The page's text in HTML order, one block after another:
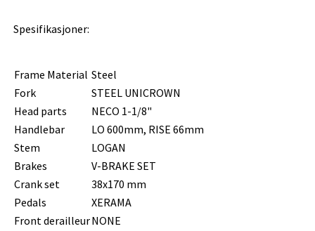
Spesifikasjoner:
Frame Material Steel
Fork
STEEL UNICROWN
Head parts
NECO 1-1/8"
Handlebar
LO 600mm, RISE 66mm
Stem
LOGAN
Brakes
V-BRAKE SET
Crank set
38x170 mm
Pedals
XERAMA
Front derailleurNONE